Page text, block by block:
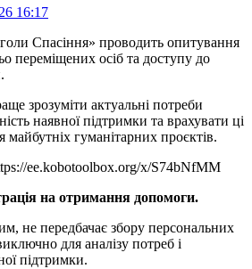
16:17
Спасіння» проводить опитування
переміщених осіб та доступу до
зрозуміти актуальні потреби
наявної підтримки та врахувати ці
майбутніх гуманітарних проєктів.
ee.kobotoolbox.org/x/S74bNfMM
на отримання допомоги.
не передбачає збору персональних
для аналізу потреб і
підтримки.